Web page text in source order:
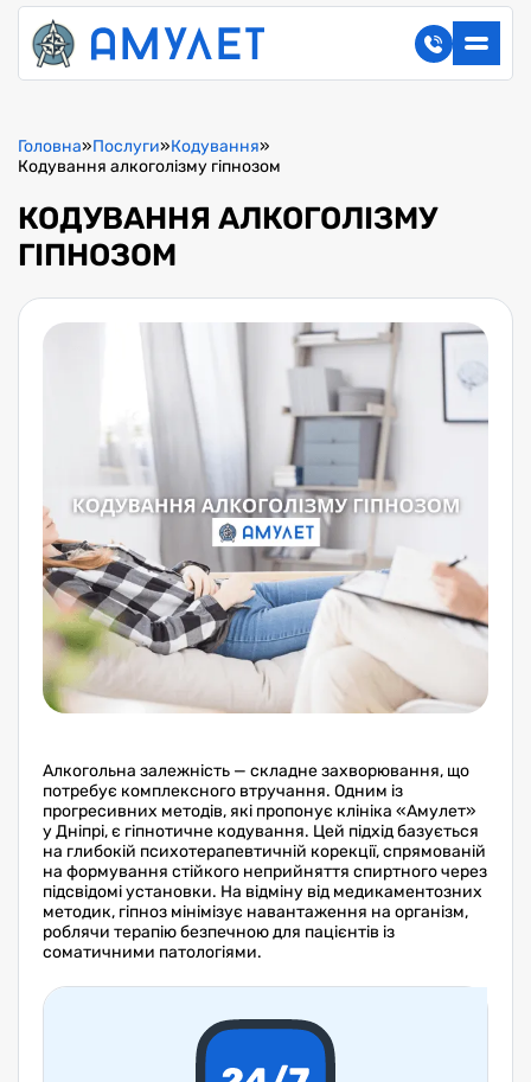
Головна»Послуги»Кодування»
Кодування алкоголізму гіпнозом
КОДУВАННЯ АЛКОГОЛІЗМУ
ГІПНОЗОМ
Алкогольна залежність — складне захворювання, що
потребує комплексного втручання. Одним із
прогресивних методів, які пропонує клініка «Амулет»
у Дніпрі, є гіпнотичне кодування. Цей підхід базується
на глибокій психотерапевтичній корекції, спрямованій
на формування стійкого неприйняття спиртного через
підсвідомі установки. На відміну від медикаментозних
методик, гіпноз мінімізує навантаження на організм,
роблячи терапію безпечною для пацієнтів із
соматичними патологіями.